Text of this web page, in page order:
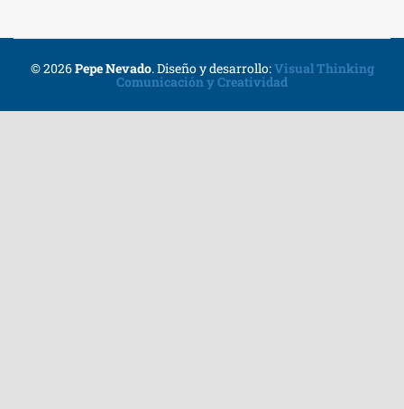
© 2026Pepe Nevado.Diseño y desarrollo:Visual Thinking
Comunicación y Creatividad